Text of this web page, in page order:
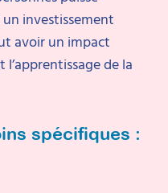
investissement
avoir un impact
de la
spécifiques :